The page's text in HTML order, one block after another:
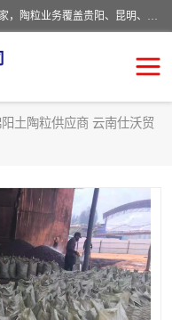
云南仕沃贸易有限公司是一家贵州陶粒生产厂家，陶粒业务覆盖贵阳、昆明、四川、云南、重庆等区域。批发贵阳陶粒、昆明陶粒、四川陶粒、云南陶粒、重庆陶粒，服务热线：*。仕沃贸易建材致力于建筑产业化、绿色建筑体系、产品和系统应用解决方案的企业。研发生产、销售和推广绿色建筑体系、建筑产业化体系的各种环保建筑产品。
土陶粒供应商 云南仕沃贸
生物陶粒
土陶粒
粒回填